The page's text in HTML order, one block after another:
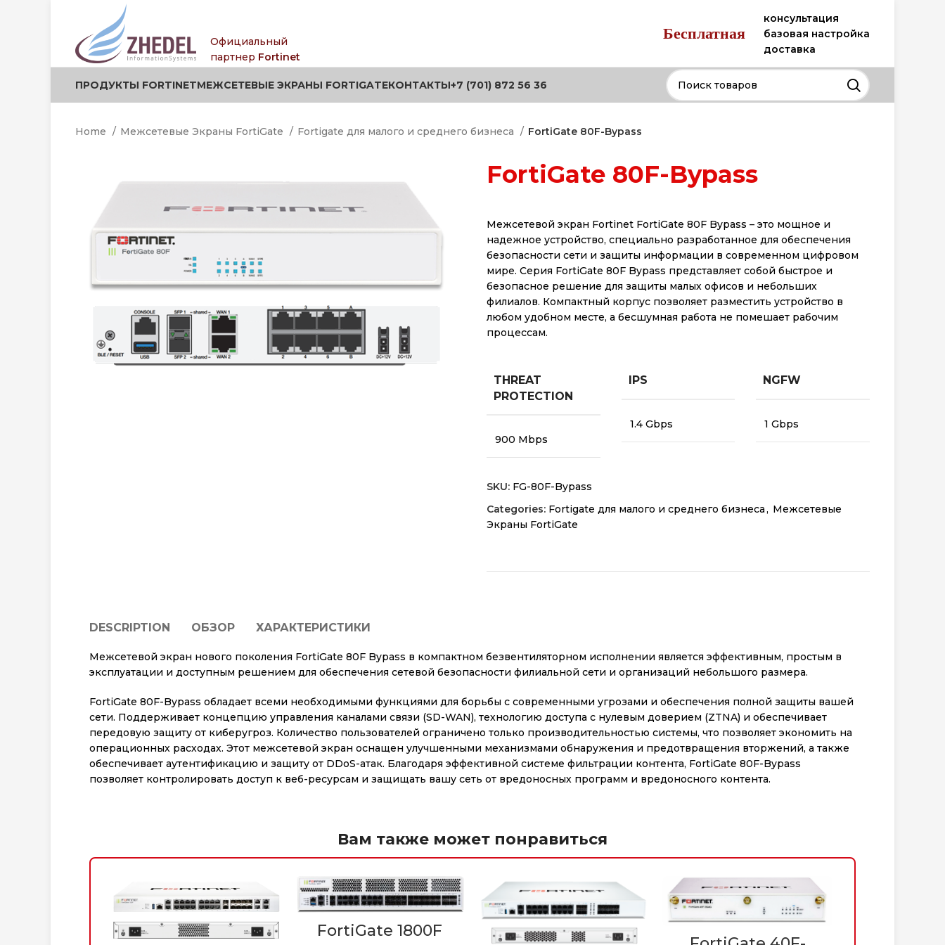
Официальный
партнер Fortinet
Бесплатная
консультация
базовая настройка
доставка
ПРОДУКТЫ FORTINETМЕЖСЕТЕВЫЕ ЭКРАНЫ FORTIGATEКОНТАКТЫ+7 (701) 872 56 36
Home Межсетевые Экраны FortiGate Fortigate для малого и среднего бизнеса FortiGate 80F-Bypass
FortiGate 80F-Bypass
Межсетевой экран Fortinet FortiGate 80F Bypass – это мощное и
надежное устройство, специально разработанное для обеспечения
безопасности сети и защиты информации в современном цифровом
мире. Серия FortiGate 80F Bypass представляет собой быстрое и
безопасное решение для защиты малых офисов и небольших
филиалов. Компактный корпус позволяет разместить устройство в
любом удобном месте, а бесшумная работа не помешает рабочим
процессам.
THREAT
PROTECTION
900 Mbps
IPS
1.4 Gbps
NGFW
1 Gbps
SKU: FG-80F-Bypass
Categories: Fortigate для малого и среднего бизнеса, Межсетевые
Экраны FortiGate
DESCRIPTION ОБЗОР ХАРАКТЕРИСТИКИ
Межсетевой экран нового поколения FortiGate 80F Bypass в компактном безвентиляторном исполнении является эффективным, простым в
эксплуатации и доступным решением для обеспечения сетевой безопасности филиальной сети и организаций небольшого размера.
FortiGate 80F-Bypass обладает всеми необходимыми функциями для борьбы с современными угрозами и обеспечения полной защиты вашей
сети. Поддерживает концепцию управления каналами связи (SD-WAN), технологию доступа с нулевым доверием (ZTNA) и обеспечивает
передовую защиту от киберугроз. Количество пользователей ограничено только производительностью системы, что позволяет экономить на
операционных расходах. Этот межсетевой экран оснащен улучшенными механизмами обнаружения и предотвращения вторжений, а также
обеспечивает аутентификацию и защиту от DDoS-атак. Благодаря эффективной системе фильтрации контента, FortiGate 80F-Bypass
позволяет контролировать доступ к веб-ресурсам и защищать вашу сеть от вредоносных программ и вредоносного контента.
Вам также может понравиться
FortiGate 1800F